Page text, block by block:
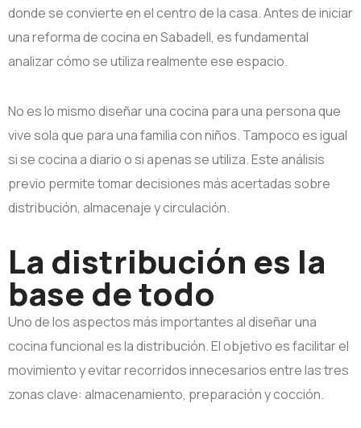
donde se convierte en el centro de la casa. Antes de iniciar
una reforma de cocina en Sabadell, es fundamental
analizar cómo se utiliza realmente ese espacio.
No es lo mismo diseñar una cocina para una persona que
vive sola que para una familia con niños. Tampoco es igual
si se cocina a diario o si apenas se utiliza. Este análisis
previo permite tomar decisiones más acertadas sobre
distribución, almacenaje y circulación.
La distribución es la
base de todo
Uno de los aspectos más importantes al diseñar una
cocina funcional es la distribución. El objetivo es facilitar el
movimiento y evitar recorridos innecesarios entre las tres
zonas clave: almacenamiento, preparación y cocción.